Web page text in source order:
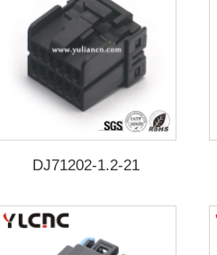
DJ71202-1.2-21